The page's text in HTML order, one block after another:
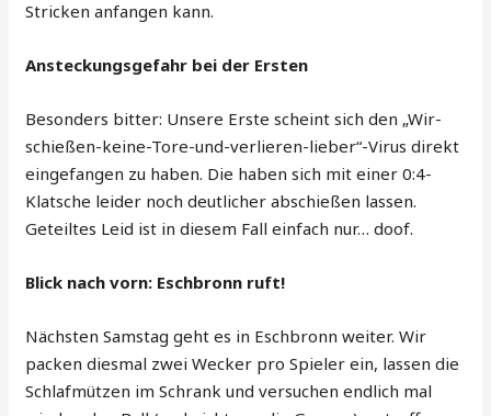
Stricken anfangen kann.
Ansteckungsgefahr bei der Ersten
Besonders bitter: Unsere Erste scheint sich den „Wir-
schießen-keine-Tore-und-verlieren-lieber“-Virus direkt
eingefangen zu haben. Die haben sich mit einer 0:4-
Klatsche leider noch deutlicher abschießen lassen.
Geteiltes Leid ist in diesem Fall einfach nur… doof.
Blick nach vorn: Eschbronn ruft!
Nächsten Samstag geht es in Eschbronn weiter. Wir
packen diesmal zwei Wecker pro Spieler ein, lassen die
Schlafmützen im Schrank und versuchen endlich mal